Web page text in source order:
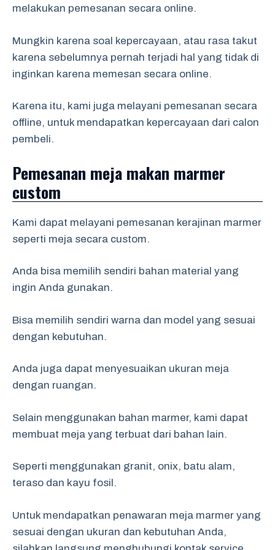
melakukan pemesanan secara online.
Mungkin karena soal kepercayaan, atau rasa takut
karena sebelumnya pernah terjadi hal yang tidak di
inginkan karena memesan secara online.
Karena itu, kami juga melayani pemesanan secara
offline, untuk mendapatkan kepercayaan dari calon
pembeli.
Pemesanan meja makan marmer
custom
Kami dapat melayani pemesanan kerajinan marmer
seperti meja secara custom.
Anda bisa memilih sendiri bahan material yang
ingin Anda gunakan.
Bisa memilih sendiri warna dan model yang sesuai
dengan kebutuhan.
Anda juga dapat menyesuaikan ukuran meja
dengan ruangan.
Selain menggunakan bahan marmer, kami dapat
membuat meja yang terbuat dari bahan lain.
Seperti menggunakan granit, onix, batu alam,
teraso dan kayu fosil.
Untuk mendapatkan penawaran meja marmer yang
sesuai dengan ukuran dan kebutuhan Anda,